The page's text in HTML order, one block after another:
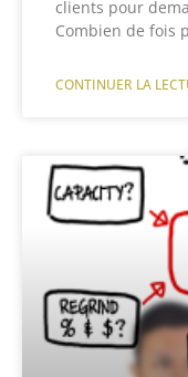
clients pour
Combien de fois
CONTINUER LA